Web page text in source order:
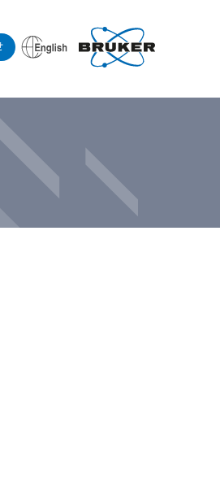
載ラマン顕微鏡
密閉容器